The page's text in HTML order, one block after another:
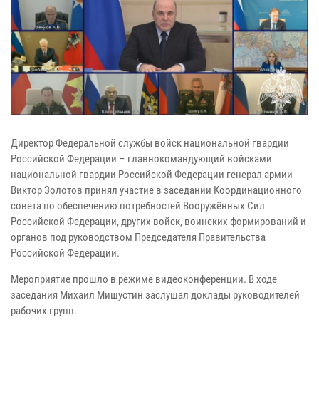
Директор Федеральной службы войск национальной гвардии
Российской Федерации – главнокомандующий войсками
национальной гвардии Российской Федерации генерал армии
Виктор Золотов принял участие в заседании Координационного
совета по обеспечению потребностей Вооружённых Сил
Российской Федерации, других войск, воинских формирований и
органов под руководством Председателя Правительства
Российской Федерации.
Мероприятие прошло в режиме видеоконференции. В ходе
заседания Михаил Мишустин заслушал доклады руководителей
рабочих групп.